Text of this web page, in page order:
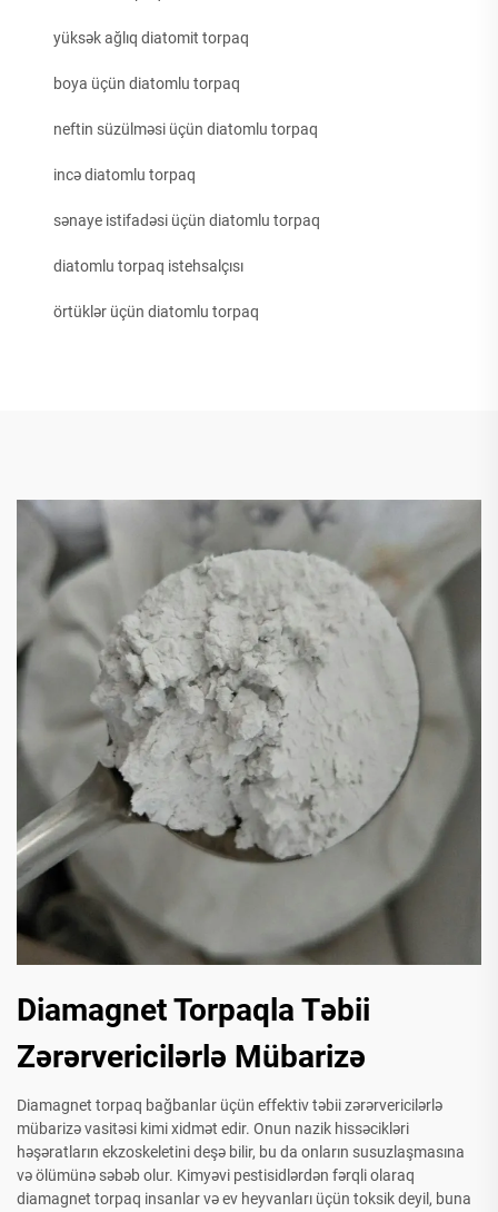
yüksək ağlıq diatomit torpaq
boya üçün diatomlu torpaq
neftin süzülməsi üçün diatomlu torpaq
incə diatomlu torpaq
sənaye istifadəsi üçün diatomlu torpaq
diatomlu torpaq istehsalçısı
örtüklər üçün diatomlu torpaq
Diamagnet Torpaqla Təbii
Zərərvericilərlə Mübarizə
Diamagnet torpaq bağbanlar üçün effektiv təbii zərərvericilərlə
mübarizə vasitəsi kimi xidmət edir. Onun nazik hissəcikləri
həşəratların ekzoskeletini deşə bilir, bu da onların susuzlaşmasına
və ölümünə səbəb olur. Kimyəvi pestisidlərdən fərqli olaraq
diamagnet torpaq insanlar və ev heyvanları üçün toksik deyil, buna